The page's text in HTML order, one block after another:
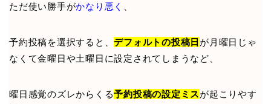
ただ使い勝手がかなり悪く
予約投稿を選択すると、デフォルトの投稿日 が月曜日じゃ
なくて金曜日や土曜日に設定されてしまうなど、
曜日感覚のズレからくる予約投稿の設定ミスが起こりやす